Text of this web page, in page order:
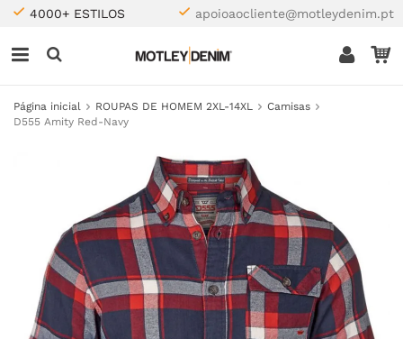
4000+ ESTILOS apoioaocliente@motleydenim.pt
Página inicial ROUPAS DE HOMEM 2XL-14XL
Camisas
D555 Amity Red-Navy